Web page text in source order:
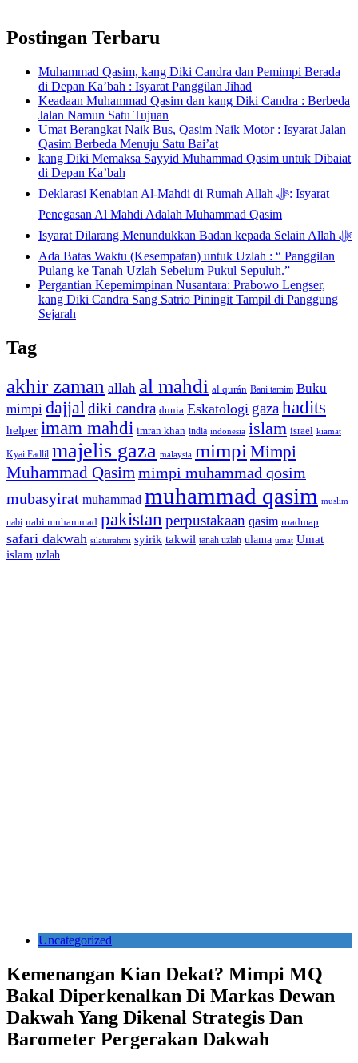
Postingan Terbaru
Muhammad Qasim, kang Diki Candra dan Pemimpi Berada
di Depan Ka’bah : Isyarat Panggilan Jihad
Keadaan Muhammad Qasim dan kang Diki Candra : Berbeda
Jalan Namun Satu Tujuan
Umat Berangkat Naik Bus, Qasim Naik Motor : Isyarat Jalan
Qasim Berbeda Menuju Satu Bai’at
kang Diki Memaksa Sayyid Muhammad Qasim untuk Dibaiat
di Depan Ka’bah
Deklarasi Kenabian Al-Mahdi di Rumah Allah ﷻ: Isyarat
Penegasan Al Mahdi Adalah Muhammad Qasim
Isyarat Dilarang Menundukkan Badan kepada Selain Allah ﷻ
Ada Batas Waktu (Kesempatan) untuk Uzlah : “ Panggilan
Pulang ke Tanah Uzlah Sebelum Pukul Sepuluh.”
Pergantian Kepemimpinan Nusantara: Prabowo Lengser,
kang Diki Candra Sang Satrio Piningit Tampil di Panggung
Sejarah
Tag
akhir zaman allah al mahdi al qurán Bani tamim Buku
mimpi dajjal diki candra dunia Eskatologi gazahadits
helper imam mahdi imran khan india indonesia islam israel kiamat
Kyai Fadlil majelis gaza malaysia mimpi Mimpi
Muhammad Qasim mimpi muhammad qosim
mubasyirat muhammad muhammad qasim muslim
nabi nabi muhammad pakistan perpustakaan qasim roadmap
safari dakwah silaturahmi syirik takwil tanah uzlah ulama umat Umat
islam uzlah
Uncategorized
Kemenangan Kian Dekat? Mimpi MQ
Bakal Diperkenalkan Di Markas Dewan
Dakwah Yang Dikenal Strategis Dan
Barometer Pergerakan Dakwah